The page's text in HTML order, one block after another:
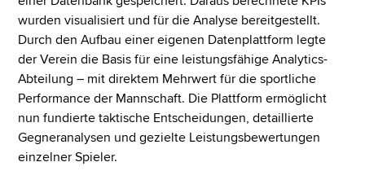
wurden visualisiert und für die Analyse bereitgestellt.
Durch den Aufbau einer eigenen Datenplattform legte
der Verein die Basis für eine leistungsfähige Analytics-
Abteilung – mit direktem Mehrwert für die sportliche
Performance der Mannschaft. Die Plattform ermöglicht
nun fundierte taktische Entscheidungen, detaillierte
Gegneranalysen und gezielte Leistungsbewertungen
einzelner Spieler.